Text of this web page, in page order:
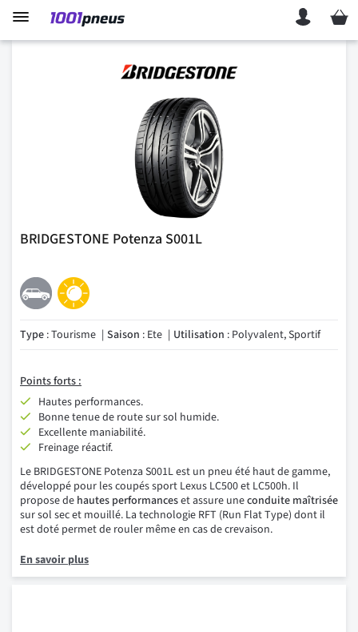
Mon
BRIDGESTONE Potenza S001L
Type : Tourisme Saison : Ete Utilisation : Polyvalent, Sportif
Pointsforts :
Hautes performances.
Bonne tenue de route sur sol humide.
Excellente maniabilité.
Freinage réactif.
Le BRIDGESTONE Potenza S001L est un pneu été haut de gamme,
développé pour les coupés sport Lexus LC500 et LC500h. Il
propose de hautes performanceset assure uneconduite maîtrisée
sur sol sec et mouillé. La technologie RFT (Run Flat Type) dont il
est doté permet de rouler même en cas de crevaison.
En savoir plus